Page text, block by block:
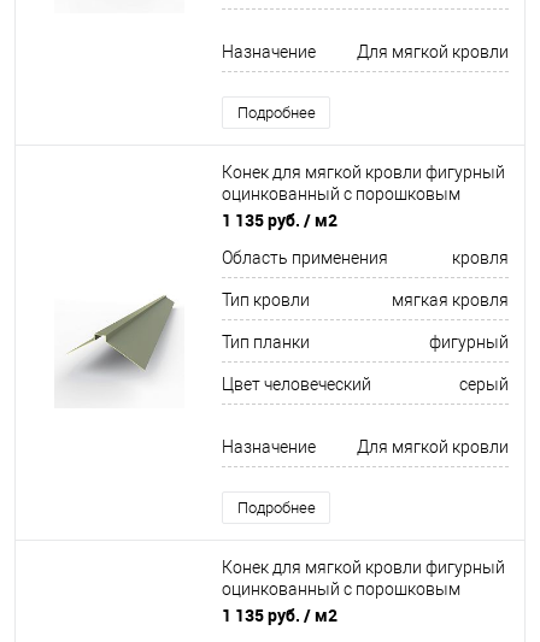
Назначение Для мягкой кровли
Подробнее
Конек для мягкой кровли фигурный
оцинкованный c порошковым
покрытием 0,45мм RAL 7033
1 135 руб. / м2
Область применения кровля
Тип кровли мягкая кровля
Тип планки фигурный
Цвет человеческий серый
Назначение Для мягкой кровли
Подробнее
Конек для мягкой кровли фигурный
оцинкованный c порошковым
покрытием 0,45мм RAL 5000
1 135 руб. / м2